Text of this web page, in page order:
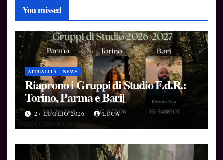
You missed
ATTUALITÀ NEWS
Riaprono i Gruppi di Studio F.d.R.:
Torino, Parma e Bari|
27 LUGLIO 2026 LUCA